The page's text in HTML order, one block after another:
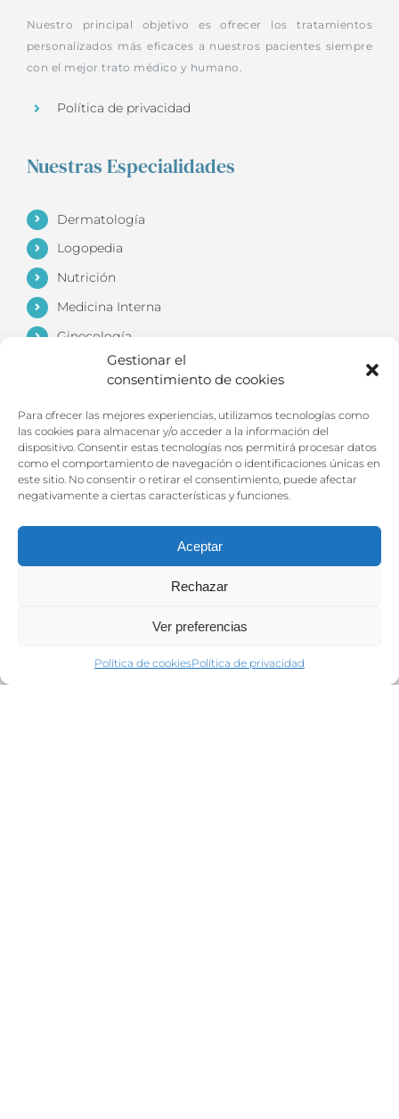
Gestionar el
consentimiento de cookies
Para ofrecer las mejores experiencias, utilizamos tecnologías como
las cookies para almacenar y/o acceder a la información del
dispositivo. Consentir estas tecnologías nos permitirá procesar datos
como el comportamiento de navegación o identificaciones únicas en
este sitio. No consentir o retirar el consentimiento, puede afectar
negativamente a ciertas características y funciones.
Aceptar
Rechazar
Ver preferencias
Política de cookiesPolítica de privacidad
Nuestro principal objetivo es ofrecer los tratamientos
personalizados más eficaces a nuestros pacientes siempre
con el mejor trato médico y humano.
Política de privacidad
Nuestras Especialidades
Dermatología
Logopedia
Nutrición
Medicina Interna
Ginecología
Fisioterapia
Podología
Medicina estética
Psicología
Neurología